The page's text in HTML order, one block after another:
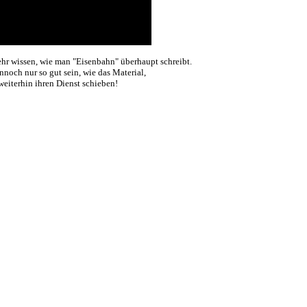
wissen, wie man "Eisenbahn" überhaupt schreibt.
nur so gut sein, wie das Material,
ihren Dienst schieben!